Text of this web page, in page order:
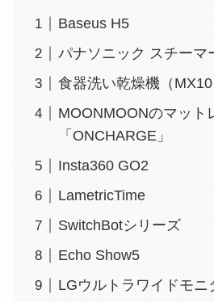
Baseus H5
パナソニック スチーマ
食器洗い乾燥機（MX10
MOONMOONのマット
「ONCHARGE」
Insta360 GO2
LametricTime
SwitchBotシリーズ
Echo Show5
LGウルトラワイドモニ